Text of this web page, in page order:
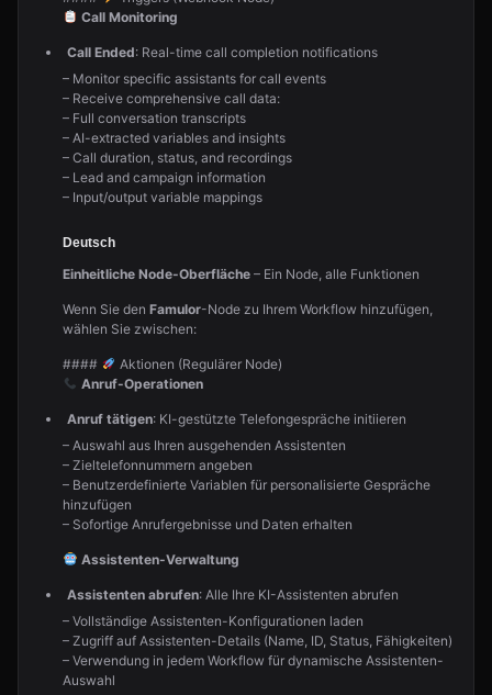
Call Monitoring
Call Ended: Real-time call completion notifications
– Monitor specific assistants for call events
– Receive comprehensive call data:
– Full conversation transcripts
– AI-extracted variables and insights
– Call duration, status, and recordings
– Lead and campaign information
– Input/output variable mappings
Deutsch
Einheitliche Node-Oberfläche – Ein Node, alle Funktionen
Wenn Sie den Famulor-Node zu Ihrem Workflow hinzufügen,
wählen Sie zwischen:
####
Aktionen (Regulärer Node)
Anruf-Operationen
Anruf tätigen: KI-gestützte Telefongespräche initiieren
– Auswahl aus Ihren ausgehenden Assistenten
– Zieltelefonnummern angeben
– Benutzerdefinierte Variablen für personalisierte Gespräche
hinzufügen
– Sofortige Anrufergebnisse und Daten erhalten
Assistenten-Verwaltung
Assistenten abrufen: Alle Ihre KI-Assistenten abrufen
– Vollständige Assistenten-Konfigurationen laden
– Zugriff auf Assistenten-Details (Name, ID, Status, Fähigkeiten)
– Verwendung in jedem Workflow für dynamische Assistenten-
Auswahl